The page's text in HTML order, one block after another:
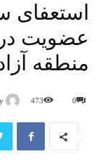
استعفای
عضویت
منطقه
0
473